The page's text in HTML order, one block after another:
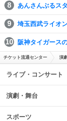
あんさんぶるス
埼玉西武ライオ
阪神タイガース
チケット流通センター 演
ライブ・コンサート
演劇・舞台
スポーツ